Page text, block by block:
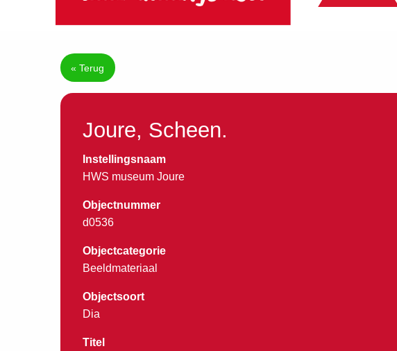
« Terug
Joure, Scheen.
Instellingsnaam
HWS museum Joure
Objectnummer
d0536
Objectcategorie
Beeldmateriaal
Objectsoort
Dia
Titel